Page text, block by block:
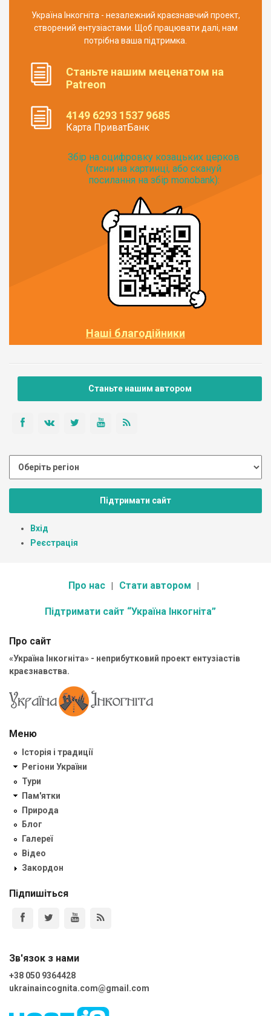
Україна Інкогніта - незалежний краєзнавчий проект,
створений ентузіастами. Щоб працювати далі, нам
потрібна ваша підтримка.
Станьте нашим меценатом на
Patreon
4149 6293 1537 9685
Карта ПриватБанк
Збір на оцифровку козацьких церков
(тисни на картинці, або скануй
посилання на збір monobank):
Наші благодійники
Станьте нашим автором
Підтримати сайт
Вхід
Реєстрація
Про нас Стати автором
Підтримати сайт “Україна Інкогніта”
Про сайт
«Україна Інкогніта» - неприбутковий проект ентузіастів
краєзнавства.
Меню
Історія і традиції
Регіони України
Тури
Пам'ятки
Природа
Блог
Галереї
Відео
Закордон
Підпишіться
Зв'язок з нами
+38 050 9364428
ukrainaincognita.com@gmail.com